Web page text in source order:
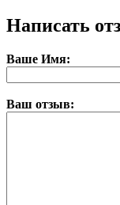
Написать
Ваше Имя:
Ваш отзыв: